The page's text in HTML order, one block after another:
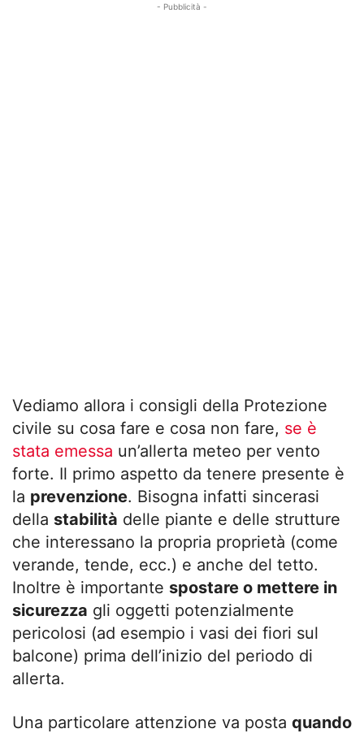
- Pubblicità -
Vediamo allora i consigli della Protezione
civile su cosa fare e cosa non fare, se è
stata emessa un’allerta meteo per vento
forte. Il primo aspetto da tenere presente è
la prevenzione. Bisogna infatti sincerasi
della stabilità delle piante e delle strutture
che interessano la propria proprietà (come
verande, tende, ecc.) e anche del tetto.
Inoltre è importante spostare o mettere in
sicurezza gli oggetti potenzialmente
pericolosi (ad esempio i vasi dei fiori sul
balcone) prima dell’inizio del periodo di
allerta.
Una particolare attenzione va posta quando